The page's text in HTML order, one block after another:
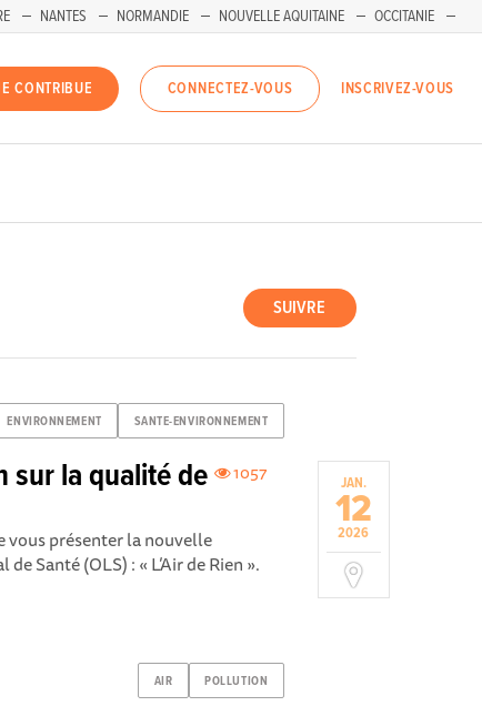
NANTES NORMANDIE NOUVELLE AQUITAINE
OCCITANIE
CONTRIBUE CONNECTEZ-VOUS INSCRIVEZ-VOUS
SUIVRE
ENVIRONNEMENT SANTE-ENVIRONNEMENT
JAN.
12
2026
1057
sur la qualité de
vous présenter la nouvelle
Santé (OLS) : « L’Air de Rien ».
AIR POLLUTION